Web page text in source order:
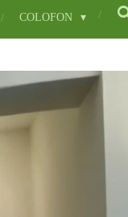
COLOFON